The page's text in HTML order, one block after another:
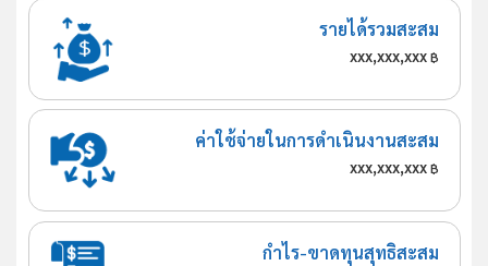
รายได้รวมสะสม
xxx,xxx,xxx฿
ค่าใช้จ่ายในการดำเนินงานสะสม
xxx,xxx,xxx฿
กำไร-ขาดทุนสุทธิสะสม